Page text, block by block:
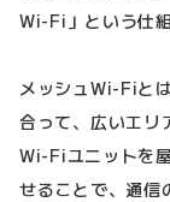
Wi-Fi」という仕
メッシュWi-Fiと
合って、広いエリ
Wi-Fiユニットを
せることで、通信